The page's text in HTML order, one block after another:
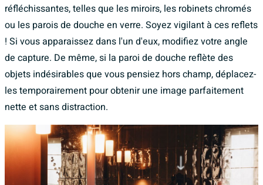
réfléchissantes, telles que les miroirs, les robinets chromés
ou les parois de douche en verre. Soyez vigilant à ces reflets
! Si vous apparaissez dans l'un d'eux, modifiez votre angle
de capture. De même, si la paroi de douche reflète des
objets indésirables que vous pensiez hors champ, déplacez-
les temporairement pour obtenir une image parfaitement
nette et sans distraction.